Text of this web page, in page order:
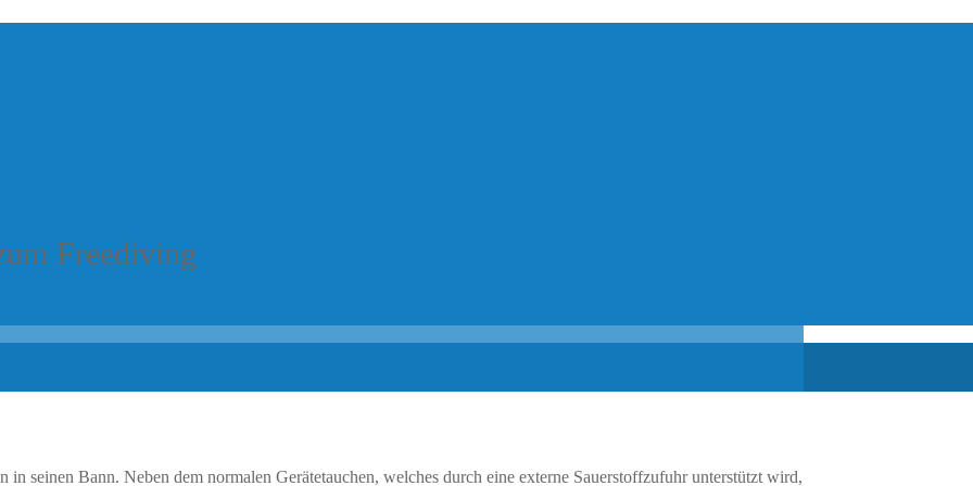
Freediving
in seinen Bann. Neben dem normalen Gerätetauchen, welches durch eine externe Sauerstoffzufuhr unterstützt wird,